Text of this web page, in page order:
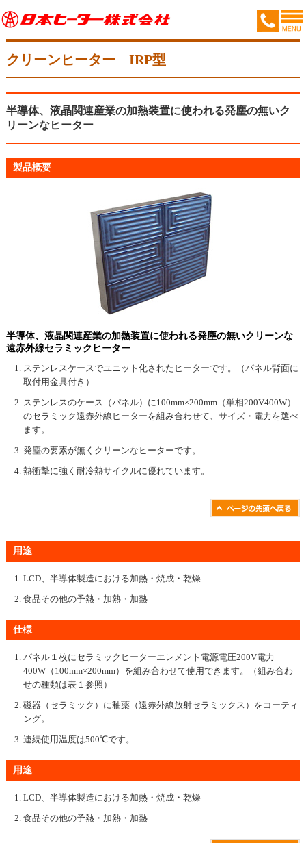
クリーンヒーター IRP型
半導体、液晶関連産業の加熱装置に使われる発塵の無いク
リーンなヒーター
製品概要
半導体、液晶関連産業の加熱装置に使われる発塵の無いクリーンな
遠赤外線セラミックヒーター
ステンレスケースでユニット化されたヒーターです。（パネル背面に
取付用金具付き）
ステンレスのケース（パネル）に100mm×200mm（単相200V400W）
のセラミック遠赤外線ヒーターを組み合わせて、サイズ・電力を選べ
ます。
発塵の要素が無くクリーンなヒーターです。
熱衝撃に強く耐冷熱サイクルに優れています。
用途
LCD、半導体製造における加熱・焼成・乾燥
食品その他の予熱・加熱・加熱
仕様
パネル１枚にセラミックヒーターエレメント電源電圧200V電力
400W（100mm×200mm）を組み合わせて使用できます。（組み合わ
せの種類は表１参照）
磁器（セラミック）に釉薬（遠赤外線放射セラミックス）をコーティ
ング。
連続使用温度は500℃です。
用途
LCD、半導体製造における加熱・焼成・乾燥
食品その他の予熱・加熱・加熱